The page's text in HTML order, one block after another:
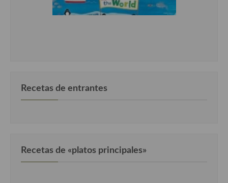
Recetas de entrantes
Recetas de «platos principales»